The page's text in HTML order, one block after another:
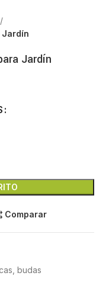
Jardín
Jardín
Comparar
budas